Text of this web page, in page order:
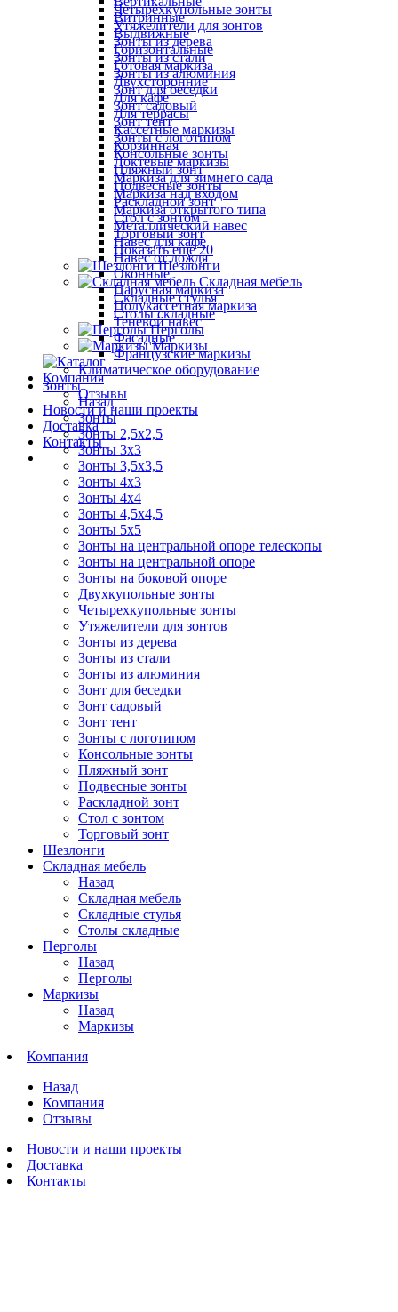
Четырехкупольные зонты
Утяжелители для зонтов
Зонты из дерева
Зонты из стали
Зонты из алюминия
Зонт для беседки
Зонт садовый
Зонт тент
Зонты с логотипом
Консольные зонты
Пляжный зонт
Подвесные зонты
Раскладной зонт
Стол с зонтом
Торговый зонт
Показать ещё 20
Шезлонги
Складная мебель
Складные стулья
Столы складные
Перголы
Маркизы
Компания
Отзывы
Новости и наши проекты
Доставка
Контакты
Витринные
Выдвижные
Горизонтальные
Готовая маркиза
Двухсторонние
Для кафе
Для террасы
Кассетные маркизы
Корзинная
Локтевые маркизы
Маркиза для зимнего сада
Маркиза над входом
Маркиза открытого типа
Металлический навес
Навес для кафе
Навес от дождя
Оконные
Парусная маркиза
Полукассетная маркиза
Теневой навес
Фасадные
Французские маркизы
Климатическое оборудование
Зонты
Назад
Зонты
Зонты 2,5х2,5
Зонты 3х3
Зонты 3,5х3,5
Зонты 4х3
Зонты 4х4
Зонты 4,5х4,5
Зонты 5х5
Зонты на центральной опоре телескопы
Зонты на центральной опоре
Зонты на боковой опоре
Двухкупольные зонты
Четырехкупольные зонты
Утяжелители для зонтов
Зонты из дерева
Зонты из стали
Зонты из алюминия
Зонт для беседки
Зонт садовый
Зонт тент
Зонты с логотипом
Консольные зонты
Пляжный зонт
Подвесные зонты
Раскладной зонт
Стол с зонтом
Торговый зонт
Шезлонги
Складная мебель
Назад
Складная мебель
Складные стулья
Столы складные
Перголы
Назад
Перголы
Маркизы
Назад
Маркизы
Компания
Назад
Компания
Отзывы
Новости и наши проекты
Доставка
Контакты